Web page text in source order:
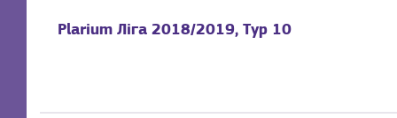
Plarium Ліга 2018/2019, Тур 10